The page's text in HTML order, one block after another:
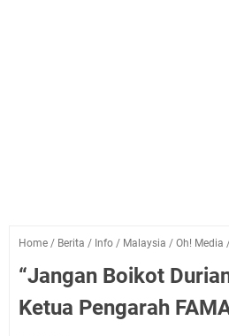
Home / Berita / Info / Malaysia / Oh! Media
“Jangan Boikot
Ketua Pengarah